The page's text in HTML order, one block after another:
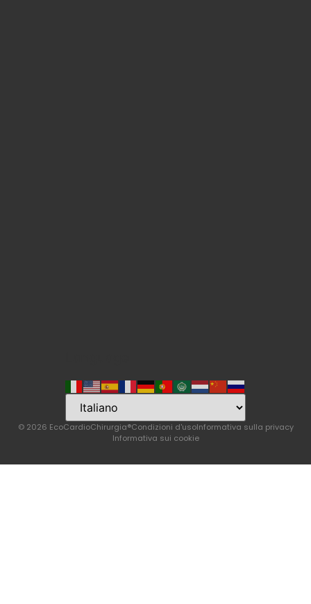
© 2026 EcoCardioChirurgia®Condizioni d'usoInformativa sulla privacy
Informativa sui cookie